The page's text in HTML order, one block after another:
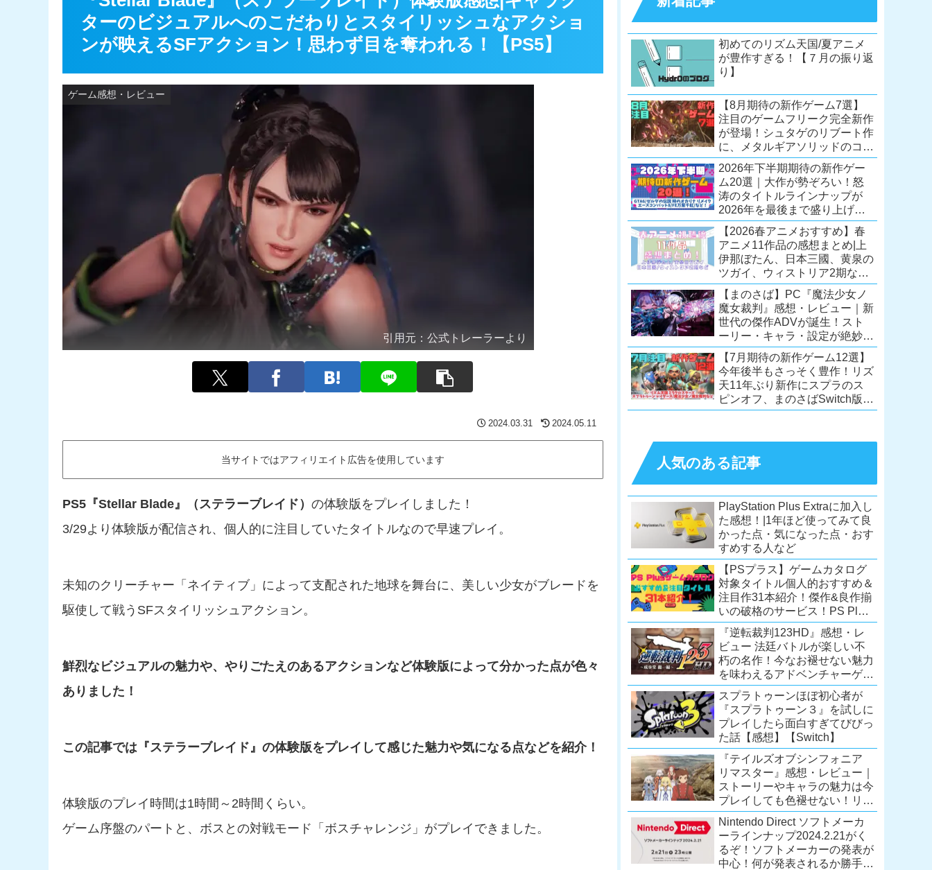
ターのビジュアルへのこだわりとスタイリッシュなアクショ
ンが映えるSFアクション！思わず目を奪われる！【PS5】
ゲーム感想・レビュー
引用元： 公式トレーラーより
2024.03.31 2024.05.11
当サイトではアフィリエイト広告を使用しています
PS5『Stellar Blade』（ステラーブレイド） の体験版をプレイしました！
3/29より体験版が配信され、個人的に注目していたタイトルなので早速プレイ。
未知のクリーチャー「ネイティブ」によって支配された地球を舞台に、美しい少女がブレードを
駆使して戦うSFスタイリッシュアクション。
鮮烈なビジュアルの魅力や、やりごたえのあるアクションなど体験版によって分かった点が色々
ありました！
この記事では『ステラーブレイド』の体験版をプレイして感じた魅力や気になる点などを紹介！
体験版のプレイ時間は1時間～2時間くらい。
ゲーム序盤のパートと、ボスとの対戦モード「ボスチャレンジ」がプレイできました。
初めてのリズム天国/夏アニメ
が豊作すぎる！【７月の振り返
り】
【8月期待の新作ゲーム7選】
注目のゲームフリーク完全新作
が登場！シュタゲのリブート作
に、メタルギアソリッドのコレ
クション第2弾も。夏休みを盛
り上げるタイトル大集合！
【Switch2/PS5/PC】
2026年下半期期待の新作ゲー
ム20選｜大作が勢ぞろい！怒
涛のタイトルラインナップが
2026年を最後まで盛り上げ
る！【Switch2/PS5/Xbox/PC】
【2026春アニメおすすめ】春
アニメ11作品の感想まとめ|上
伊那ぼたん、日本三國、黄泉の
ツガイ、ウィストリア2期な
ど……レベルの高い作品が多
い！？
【まのさば】PC『魔法少女ノ
魔女裁判』感想・レビュー｜新
世代の傑作ADVが誕生！スト
ーリー・キャラ・設定が絶妙に
絡み合う、命懸けの議論ミステ
リー【PC/Switch】
【7月期待の新作ゲーム12選】
今年後半もさっそく豊作！リズ
天11年ぶり新作にスプラのス
ピンオフ、まのさばSwitch版
も！【Switch2/PS5/PC】
人気のある記事
PlayStation Plus Extraに加入し
た感想！|1年ほど使ってみて良
かった点・気になった点・おす
すめする人など
【PSプラス】ゲームカタログ
対象タイトル個人的おすすめ＆
注目作31本紹介！傑作&良作揃
いの破格のサービス！PS Plus
Extra会員以上は遊び放題！
【2026年7月時点】
【PS5/PS4】
『逆転裁判123HD』感想・レ
ビュー 法廷バトルが楽しい不
朽の名作！今なお褪せない魅力
を味わえるアドベンチャーゲー
ムの傑作！（現在『逆転裁判
123 成歩堂セレクション』が配
信中）
スプラトゥーンほぼ初心者が
『スプラトゥーン３』を試しに
プレイしたら面白すぎてびびっ
た話【感想】【Switch】
『テイルズオブシンフォニア
リマスター』感想・レビュー｜
ストーリーやキャラの魅力は今
プレイしても色褪せない！リマ
スター内容に物足りなさはある
が、プレイする価値のあるシリ
ーズの人気作
【Switch/PS4/Xone】
Nintendo Direct ソフトメーカ
ーラインナップ2024.2.21がく
るぞ！ソフトメーカーの発表が
中心！何が発表されるか勝手に